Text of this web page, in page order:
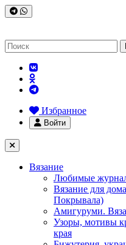
Избранное
Войти
Вязание
Любимые
Вязание для
Покрывала)
Амигуруми.
Узоры, мотивы
края